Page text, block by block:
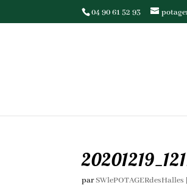
04 90 61 52 93
parSWlePOTAGERdesHalles